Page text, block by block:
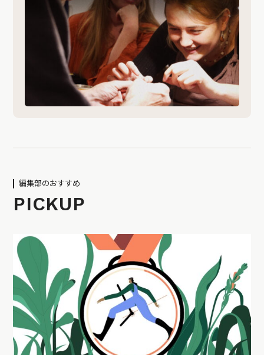
編集部のおすすめ
PICKUP